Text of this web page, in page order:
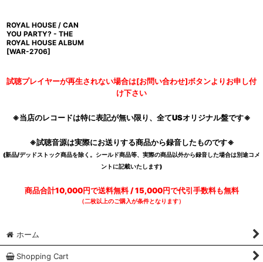
ROYAL HOUSE / CAN
YOU PARTY? - THE
ROYAL HOUSE ALBUM
[WAR-2706]
試聴プレイヤーが再生されない場合は[お問い合わせ]ボタンよりお申し付
け下さい
※当店のレコードは特に表記が無い限り、全てUSオリジナル盤です※
※試聴音源は実際にお送りする商品から録音したものです※
(新品/デッドストック商品を除く。シールド商品等、実際の商品以外から録音した場合は別途コメ
ントに記載いたします)
商品合計10,000円で送料無料 / 15,000円で代引手数料も無料
（二枚以上のご購入が条件となります）
ホーム
Shopping Cart